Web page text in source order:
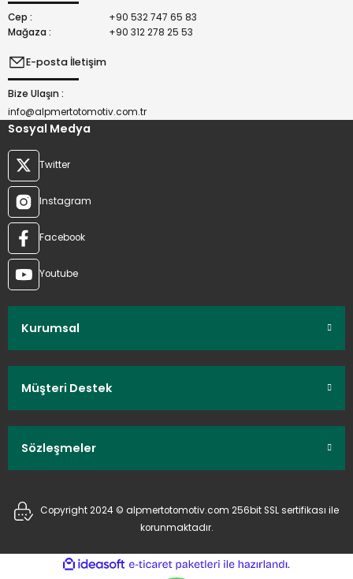
Cep :
+90 532 747 65 83
Mağaza :
+90 312 278 25 53
E-posta İletişim
Bize Ulaşın :
info@alpmertotomotiv.com.tr
Sosyal Medya
Twitter
Instagram
Facebook
Youtube
Kurumsal
Müşteri Destek
Sözleşmeler
Copyright 2024 © alpmertotomotiv.com 256bit SSL sertifikası ile
korunmaktadır.
ideasoft
e-